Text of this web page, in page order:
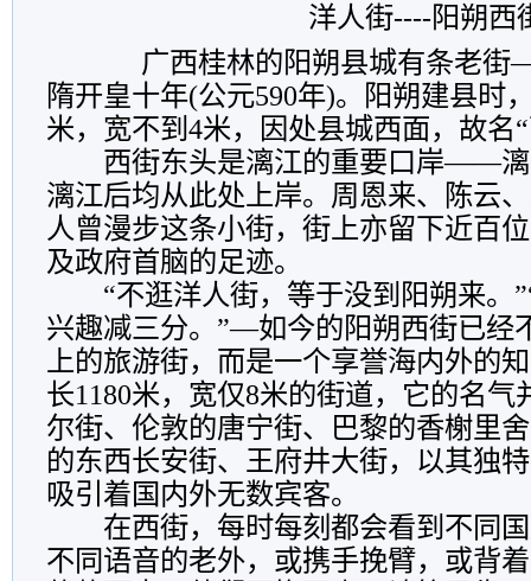
洋人街----阳朔西
广西桂林的阳朔县城有条老街
隋开皇十年(公元590年)。阳朔建县时
米，宽不到4米，因处县城西面，故名
西街东头是漓江的重要口岸——漓
漓江后均从此处上岸。周恩来、陈云
人曾漫步这条小街，街上亦留下近百
及政府首脑的足迹。
“不逛洋人街，等于没到阳朔来。
兴趣减三分。”—如今的阳朔西街已经
上的旅游街，而是一个享誉海内外的
长1180米，宽仅8米的街道，它的名气
尔街、伦敦的唐宁街、巴黎的香榭里
的东西长安街、王府井大街，以其独
吸引着国内外无数宾客。
在西街，每时每刻都会看到不同国
不同语音的老外，或携手挽臂，或背